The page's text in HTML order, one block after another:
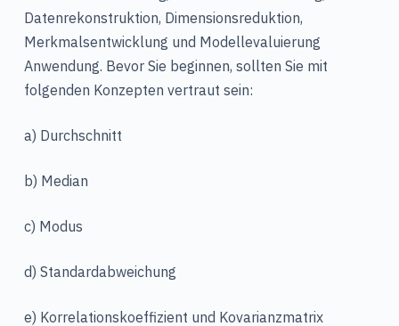
Datenrekonstruktion, Dimensionsreduktion,
Merkmalsentwicklung und Modellevaluierung
Anwendung. Bevor Sie beginnen, sollten Sie mit
folgenden Konzepten vertraut sein:
a) Durchschnitt
b) Median
c) Modus
d) Standardabweichung
e) Korrelationskoeffizient und Kovarianzmatrix